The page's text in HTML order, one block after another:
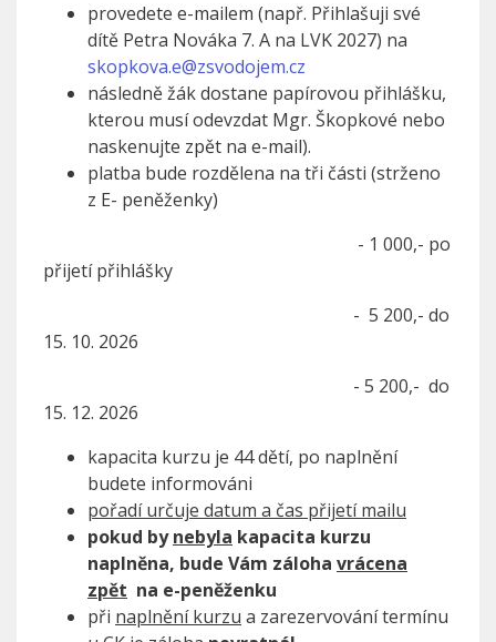
provedete e-mailem (např. Přihlašuji své
dítě Petra Nováka 7. A na LVK 2027) na
skopkova.e@zsvodojem.cz
následně žák dostane papírovou přihlášku,
kterou musí odevzdat Mgr. Škopkové nebo
naskenujte zpět na e-mail).
platba bude rozdělena na tři části (strženo
z E- peněženky)
- 1 000,- po
přijetí přihlášky
- 5 200,- do
15. 10. 2026
- 5 200,- do
15. 12. 2026
kapacita kurzu je 44 dětí, po naplnění
budete informováni
pořadí určuje datum a čas přijetí mailu
pokud bynebyla kapacita kurzu
naplněna, bude Vám záloha vrácena
zpět na e-peněženku
při naplnění kurzu a zarezervování termínu